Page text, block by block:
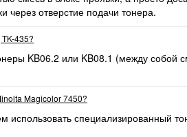
через отверстие подачи тонера.
435?
KB06.2 или KB08.1 (между собой
Magicolor 7450?
использовать специализированный